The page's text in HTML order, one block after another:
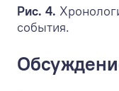
Рис. 4.
события.